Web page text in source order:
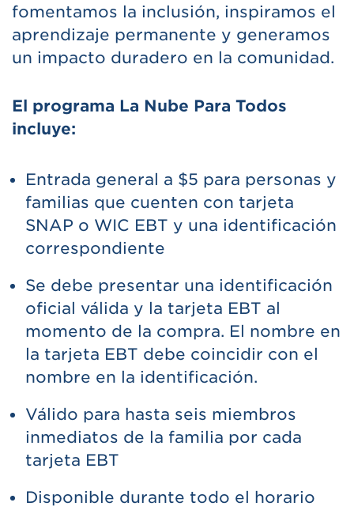
fomentamos la inclusión, inspiramos el
aprendizaje permanente y generamos
un impacto duradero en la comunidad.
El programa La Nube Para Todos
incluye:
Entrada general a $5 para personas y
familias que cuenten con tarjeta
SNAP o WIC EBT y una identificación
correspondiente
Se debe presentar una identificación
oficial válida y la tarjeta EBT al
momento de la compra. El nombre en
la tarjeta EBT debe coincidir con el
nombre en la identificación.
Válido para hasta seis miembros
inmediatos de la familia por cada
tarjeta EBT
Disponible durante todo el horario